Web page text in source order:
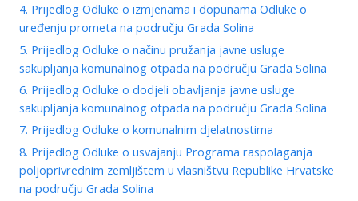
4. Prijedlog Odluke o izmjenama i dopunama Odluke o
uređenju prometa na području Grada Solina
5. Prijedlog Odluke o načinu pružanja javne usluge
sakupljanja komunalnog otpada na području Grada Solina
6. Prijedlog Odluke o dodjeli obavljanja javne usluge
sakupljanja komunalnog otpada na području Grada Solina
7. Prijedlog Odluke o komunalnim djelatnostima
8. Prijedlog Odluke o usvajanju Programa raspolaganja
poljoprivrednim zemljištem u vlasništvu Republike Hrvatske
na području Grada Solina